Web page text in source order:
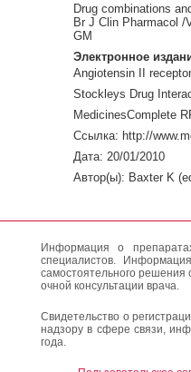
Drug combinations
Br J Clin Pharmacol /
GM
Электронное
Angiotensin II
Stockleys Drug
MedicinesComplete
Ссылка: http://
Дата: 20/01/2010
Автор(ы): Baxter K
Информация о
специалистов.
самостоятельного решения
очной консультации врача.
Свидетельство о
надзору в сфере связи,
года.